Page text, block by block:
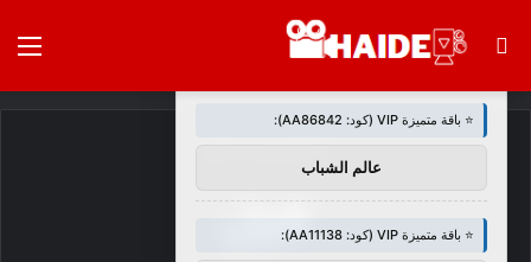
بحث
الرئيسية/فيل
فيل
🚀 توصيات :
⭐ باقة متميزة VIP (كود: AA86842):
عالم الشباب
⭐ باقة متميزة VIP (كود: AA11138):